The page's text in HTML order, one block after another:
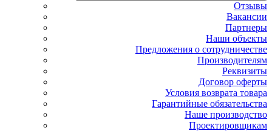
Отзывы
Вакансии
Партнеры
Наши объекты
Предложения о сотрудничестве
Производителям
Реквизиты
Договор оферты
Условия возврата товара
Гарантийные обязательства
Наше производство
Проектировщикам